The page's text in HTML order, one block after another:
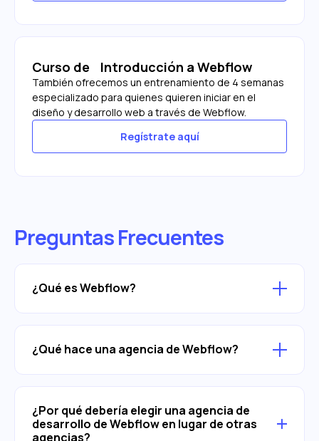
Curso de Introducción a Webflow
También ofrecemos un entrenamiento de 4 semanas
especializado para quienes quieren iniciar en el
diseño y desarrollo web a través de Webflow.
Regístrate aquí
Preguntas Frecuentes
¿Qué es Webflow?
¿Qué hace una agencia de Webflow?
¿Por qué debería elegir una agencia de
desarrollo de Webflow en lugar de otras
agencias?